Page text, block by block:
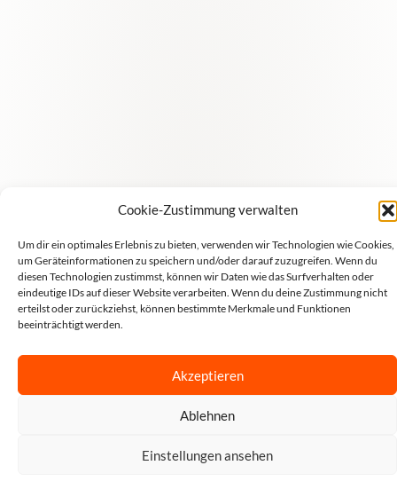
Cookie-Zustimmung verwalten
Um dir ein optimales Erlebnis zu bieten, verwenden wir Technologien wie Cookies,
um Geräteinformationen zu speichern und/oder darauf zuzugreifen. Wenn du
diesen Technologien zustimmst, können wir Daten wie das Surfverhalten oder
eindeutige IDs auf dieser Website verarbeiten. Wenn du deine Zustimmung nicht
erteilst oder zurückziehst, können bestimmte Merkmale und Funktionen
beeinträchtigt werden.
Akzeptieren
Ablehnen
Einstellungen ansehen
© 2026 Teddy's Berlin • Der Teddy-Laden
Kostenloser Versand innerhalb Deutschland ab 50 Euro
Alle Preise inkl. der gesetzlichen Mehrwertsteuer.